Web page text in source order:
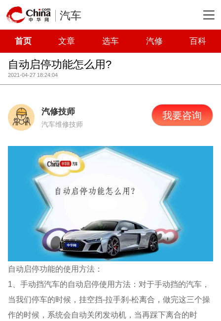
汽车
首页 文章 选车 汽修 百科
自动启停功能怎么用?
2021-04-27 18:24:04
汽修技师
汽车维修技师
我要咨询
自动启停功能的使用方法：
1、手动挡汽车的自动启停使用方法：对于手动挡的汽车，
当我们停车的时候，挂空挡-拉手刹-松离合，做完这三个操
作的时候，系统会自动关闭发动机，当再踩下离合的时